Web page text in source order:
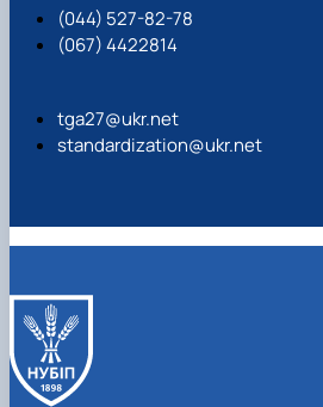
(044) 527-82-78
(067) 4422814
tga27@ukr.net
standardization@ukr.net